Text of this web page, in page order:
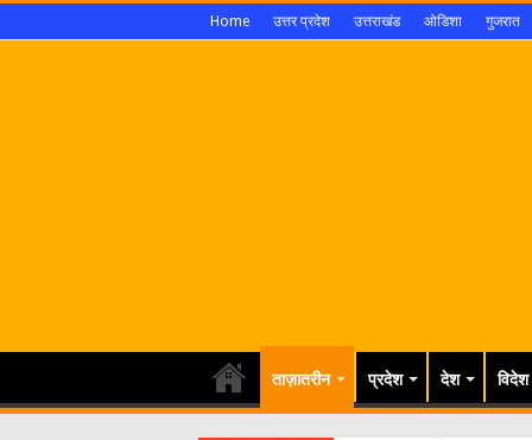
Home उत्तर प्रदेश उत्तराखंड ओडिशा गुजरात
ताज़ातरीन प्रदेश देश विदेश